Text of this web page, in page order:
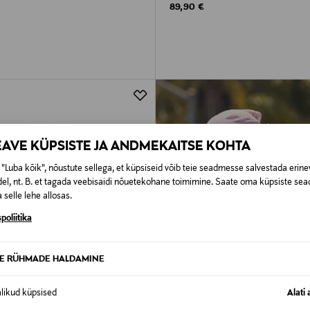
KÜPSISTE JA ANDMEKAITSE KOHTA
"Luba kõik", nõustute sellega, et küpsiseid võib teie seadmesse salvestada
nt. B. et tagada veebisaidi nõuetekohane toimimine. Saate oma küpsiste
selle lehe allosas.
RÜHMADE HALDAMINE
küpsised Alati
Original Price
89,90 €